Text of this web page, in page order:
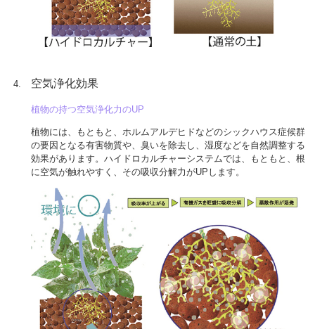
空気浄化効果
植物の持つ空気浄化力のUP
植物には、もともと、ホルムアルデヒドなどのシックハウス症候群
の要因となる有害物質や、臭いを除去し、湿度などを自然調整する
効果があります。ハイドロカルチャーシステムでは、もともと、根
に空気が触れやすく、その吸収分解力がUPします。